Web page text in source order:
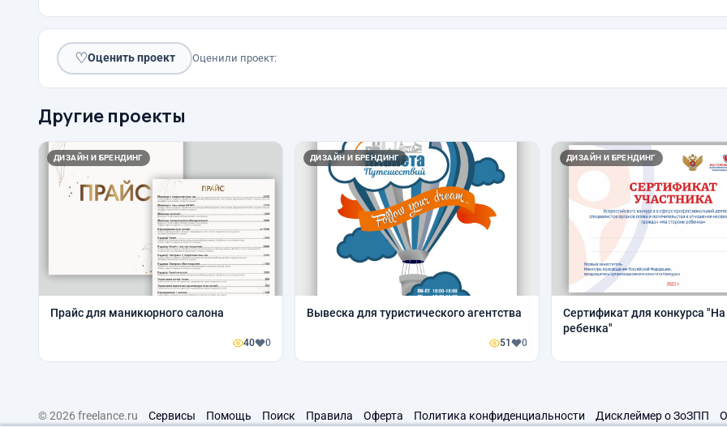
♡Оценить проект Оценили проект:
Другие проекты
ДИЗАЙН И БРЕНДИНГ
Прайс для маникюрного салона
40 0
ДИЗАЙН И БРЕНДИНГ
Вывеска для туристического агентства
51 0
ДИЗАЙН И БРЕНДИНГ
Сертификат для конкурса "На
ребенка"
© 2026 freelance.ru Сервисы Помощь Поиск Правила Оферта Политика конфиденциальности Дисклеймер о ЗоЗПП